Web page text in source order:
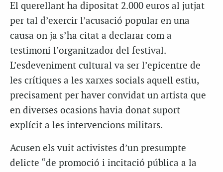
El querellant ha dipositat 2.000 euros al jutjat
per tal d’exercir l’acusació popular en una
causa on ja s’ha citat a declarar com a
testimoni l’organitzador del festival.
L’esdeveniment cultural va ser l’epicentre de
les crítiques a les xarxes socials aquell estiu,
precisament per haver convidat un artista que
en diverses ocasions havia donat suport
explícit a les intervencions militars.
Acusen els vuit activistes d’un presumpte
delicte “de promoció i incitació pública a la